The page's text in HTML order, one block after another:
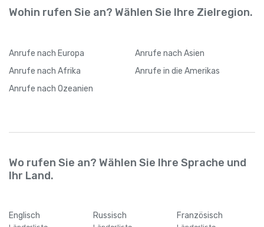
Wohin rufen Sie an? Wählen Sie Ihre Zielregion.
Anrufe nach Europa Anrufe nach Asien
Anrufe nach Afrika Anrufe in die Amerikas
Anrufe nach Ozeanien
Wo rufen Sie an? Wählen Sie Ihre Sprache und
Ihr Land.
Englisch Russisch Französisch